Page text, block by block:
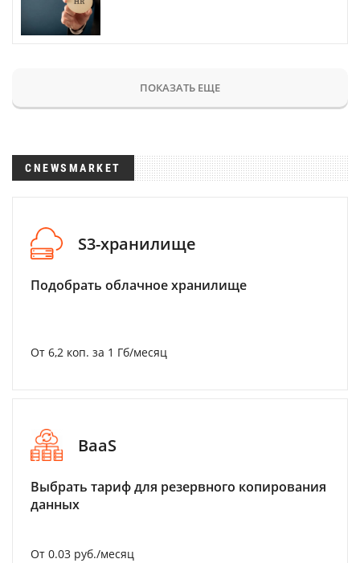
ПОКАЗАТЬ ЕЩЕ
CNEWSMARKET
S3-хранилище
Подобрать облачное хранилище
От 6,2 коп. за 1 Гб/месяц
BaaS
Выбрать тариф для резервного копирования
данных
От 0.03 руб./месяц